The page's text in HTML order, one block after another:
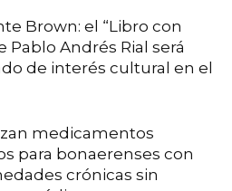
Brown: el “Libro con
Pablo Andrés Rial será
de interés cultural en el
medicamentos
para bonaerenses con
crónicas sin